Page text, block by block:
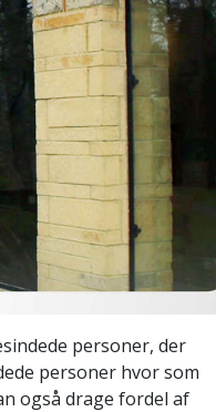
Frivillige
personer, der
personer hvor som
også drage fordel af